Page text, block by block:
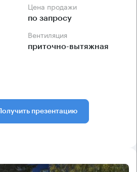
Цена продажи
по запросу
Вентиляция
приточно-вытяжная
Получить презентацию